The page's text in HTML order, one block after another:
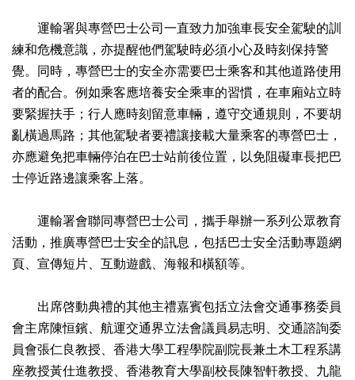
運輸署與專營巴士公司一直致力加強車長安全駕駛的訓
練和危機意識，亦提醒他們駕駛時必須小心及時刻保持警
覺。同時，專營巴士的安全亦需要巴士乘客和其他道路使用
者的配合。例如乘客應培養安全乘車的習慣，在車廂站立時
要緊握扶手；行人應時刻留意車輛，遵守交通規則，不要胡
亂橫過馬路；其他駕駛者要禮讓接載大量乘客的專營巴士，
亦應避免把車輛停泊在巴士站前後位置，以免阻礙車長把巴
士停近路邊讓乘客上落。
運輸署會聯同專營巴士公司，攜手舉辦一系列公眾教育
活動，推廣專營巴士安全的訊息，包括巴士安全活動專題網
頁、宣傳短片、互動遊戲、海報和橫額等。
出席啓動典禮的其他主禮嘉賓包括立法會交通事務委員
會主席陳恒鑌、航運交通界立法會議員易志明、交通諮詢委
員會張仁良教授、香港大學工程學院副院長兼土木工程系講
座教授黃仕進教授、香港教育大學副校長陳智軒教授、九龍